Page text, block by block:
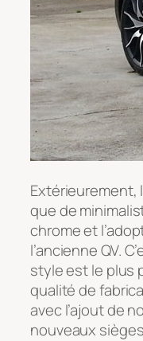
Extérieurement,
que de
chrome et
l’ancienne QV.
style est le plus
qualité de
avec l’ajout de
nouveaux